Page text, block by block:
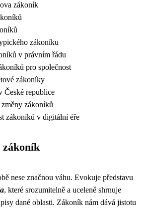
zákoník
zákoníku
v právním řádu
pro společnost
zákoníky
České republice
zákoníků
zákoníků v digitální éře
zákoník
nese značnou váhu. Evokuje představu
, které srozumitelně a uceleně shrnuje
dané oblasti. Zákoník nám dává jistotu